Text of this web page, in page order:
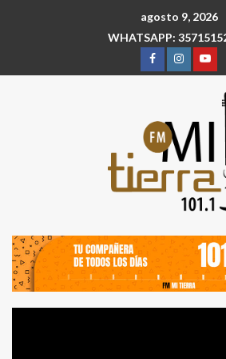
agosto 9, 2026
WHATSAPP: